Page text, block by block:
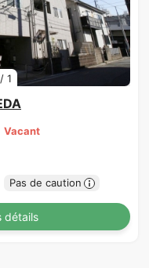
/1
Vacant
Pas de caution
détails